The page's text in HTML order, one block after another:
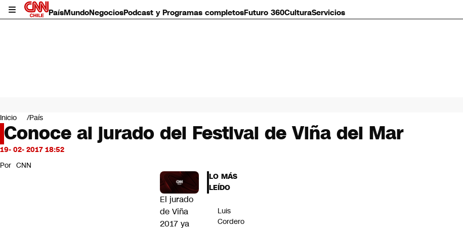
PaísMundoNegociosPodcast y Programas completosFuturo 360CulturaServicios
Mundo
Negocios
Deportes
Programas completos
Servicios
Inicio País
Conoce al jurado del Festival de Viña del Mar
19- 02- 2017 18:52
Por CNN
El jurado
de Viña
2017 ya
LO MÁS
LEÍDO
Luis
Cordero